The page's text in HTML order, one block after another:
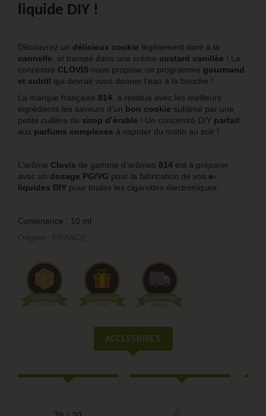
liquide DIY !
Découvrez un délicieux cookie légèrement doré à la
cannelle, et trempé dans une crème custard vanillée ! Le
concentré CLOVIS nous propose un programme gourmand
et subtil qui devrait vous donner l’eau à la bouche !
La marque française 814, a restitué avec les meilleurs
ingrédients les saveurs d’un bon cookie sublimé par une
petite cuillère de sirop d’érable ! Un concentré DIY parfait
aux parfums complexes à vapoter du matin au soir !
L’arôme Clovis de gamme d’arômes 814 est à préparer
avec un dosage PG/VG pour la fabrication de vos e-
liquides DIY pour toutes les cigarettes électroniques.
Contenance : 10 ml
Origine : FRANCE
ACCESSOIRES